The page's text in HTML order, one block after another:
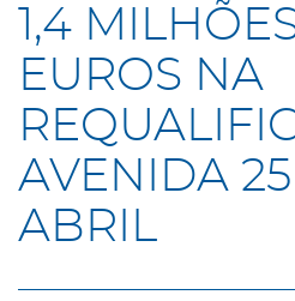
1,4
EUROS NA
AVENIDA
ABRIL